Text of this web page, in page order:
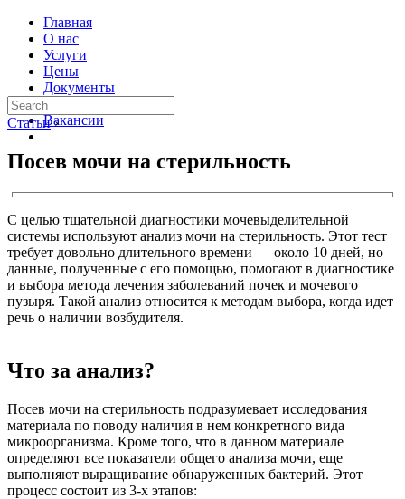
Главная
О нас
Услуги
Цены
Документы
Контакты
Вакансии
Статьи ›
Посев мочи на стерильность
С целью тщательной диагностики мочевыделительной
системы используют анализ мочи на стерильность. Этот тест
требует довольно длительного времени — около 10 дней, но
данные, полученные с его помощью, помогают в диагностике
и выбора метода лечения заболеваний почек и мочевого
пузыря. Такой анализ относится к методам выбора, когда идет
речь о наличии возбудителя.
Что за анализ?
Посев мочи на стерильность подразумевает исследования
материала по поводу наличия в нем конкретного вида
микроорганизма. Кроме того, что в данном материале
определяют все показатели общего анализа мочи, еще
выполняют выращивание обнаруженных бактерий. Этот
процесс состоит из 3-х этапов: